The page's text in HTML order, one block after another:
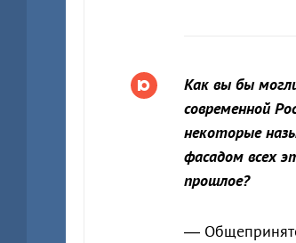
Как вы бы
современной
некоторые
фасадом всех
прошлое?
—